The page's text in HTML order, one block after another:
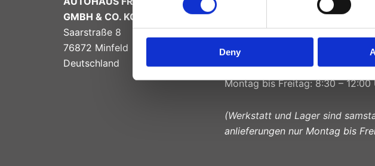
Deny
GMBH & CO. KG
Saarstraße 8
76872 Minfeld
Deutschland
Montag bis Freitag: 8:30 – 17:00
Samstag: 10:00 – 12:00 Uhr
Werkstatt und Lager
Montag bis Freitag: 8:30 – 12:00
(Werkstatt und Lager sind
anlieferungen nur Montag bis